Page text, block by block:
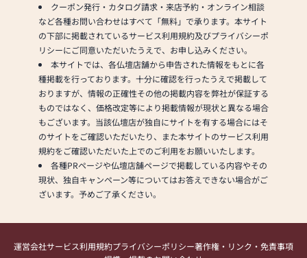
クーポン発行・カタログ請求・来店予約・オンライン相談
など各種お問い合わせはすべて「無料」で承ります。本サイト
の下部に掲載されているサービス利用規約及びプライバシーポ
リシーにご同意いただいたうえで、お申し込みください。
本サイトでは、各仏壇店舗から申告された情報をもとに各
種掲載を行っております。十分に確認を行ったうえで掲載して
おりますが、情報の正確性その他の掲載内容を弊社が保証する
ものではなく、価格改定等により掲載情報が現状と異なる場合
もございます。当該仏壇店が独自にサイトを有する場合にはそ
のサイトをご確認いただいたり、また本サイトのサービス利用
規約をご確認いただいた上でのご利用をお願いいたします。
各種PRページや仏壇店舗ページで掲載している内容やその
現状、独自キャンペーン等についてはお答えできない場合がご
ざいます。予めご了承ください。
運営会社サービス利用規約プライバシーポリシー著作権・リンク・免責事項